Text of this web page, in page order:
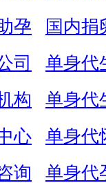
孕 国内捐
司 单身代
构 单身代
心 单身代
询 单身代